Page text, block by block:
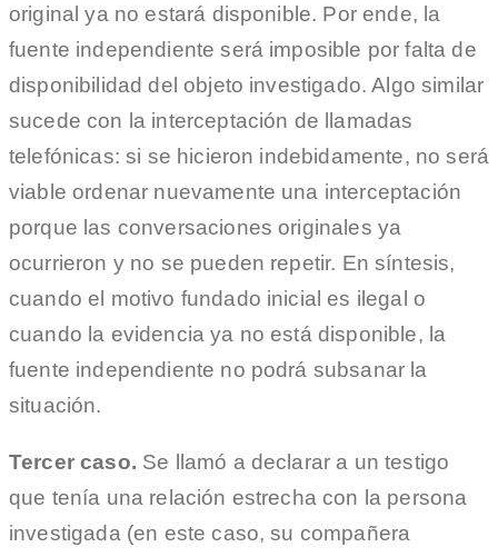
original ya no estará disponible. Por ende, la
fuente independiente será imposible por falta de
disponibilidad del objeto investigado. Algo similar
sucede con la interceptación de llamadas
telefónicas: si se hicieron indebidamente, no será
viable ordenar nuevamente una interceptación
porque las conversaciones originales ya
ocurrieron y no se pueden repetir. En síntesis,
cuando el motivo fundado inicial es ilegal o
cuando la evidencia ya no está disponible, la
fuente independiente no podrá subsanar la
situación.
Tercer caso. Se llamó a declarar a un testigo
que tenía una relación estrecha con la persona
investigada (en este caso, su compañera